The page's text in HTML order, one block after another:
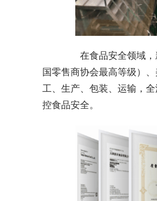
在食品安全领域，新
国零售商协会最高等级）
工、生产、包装、运输，
控食品安全。